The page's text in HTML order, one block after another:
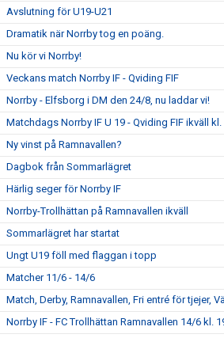
Avslutning för U19-U21
Dramatik när Norrby tog en poäng.
Nu kör vi Norrby!
Veckans match Norrby IF - Qviding FIF
Norrby - Elfsborg i DM den 24/8, nu laddar vi!
Matchdags Norrby IF U 19 - Qviding FIF ikväll kl.
Ny vinst på Ramnavallen?
Dagbok från Sommarlägret
Härlig seger för Norrby IF
Norrby-Trollhättan på Ramnavallen ikväll
Sommarlägret har startat
Ungt U19 föll med flaggan i topp
Matcher 11/6 - 14/6
Match, Derby, Ramnavallen, Fri entré för tjejer,
Norrby IF - FC Trollhättan Ramnavallen 14/6 kl.